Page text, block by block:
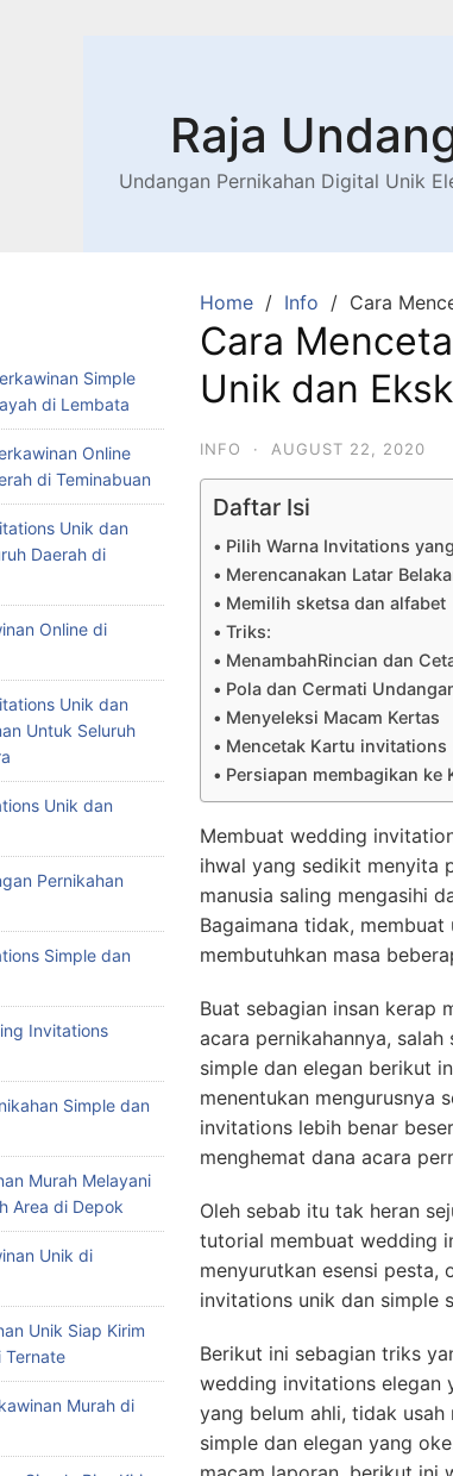
Raja
Undangan Pernikahan Digital Unik
Home Info Cara
Cara
Unik dan
INFO · AUGUST 22, 2020
Daftar Isi
Pilih Warna Invitations
Merencanakan Latar
Memilih sketsa dan alfabet
Triks:
MenambahRincian dan
Pola dan Cermati
Menyeleksi Macam Kertas
Mencetak Kartu invitations
Persiapan membagikan ke
Membuat wedding
ihwal yang sedikit menyita
manusia saling mengasihi
Bagaimana tidak,
membutuhkan masa
Buat sebagian insan kerap
acara pernikahannya,
simple dan elegan berikut
menentukan mengurusnya
invitations lebih benar
menghemat dana acara
Oleh sebab itu tak heran
tutorial membuat wedding
menyurutkan esensi pesta,
invitations unik dan simple
Berikut ini sebagian triks
wedding invitations elegan
yang belum ahli, tidak
simple dan elegan yang
Simple
di Lembata
Online
di Teminabuan
Unik dan
Daerah di
Online di
Unik dan
Untuk Seluruh
Unik dan
Pernikahan
Simple dan
Invitations
Simple dan
Murah Melayani
Area di Depok
Unik di
Unik Siap Kirim
Ternate
Murah di